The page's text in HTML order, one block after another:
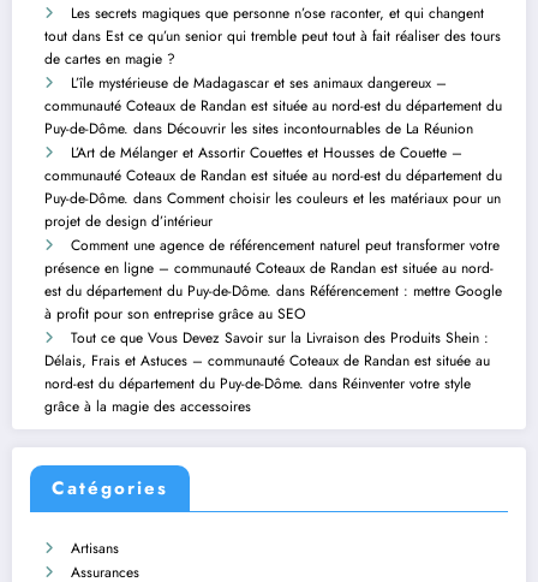
Les secrets magiques que personne n’ose raconter, et qui changent
tout dans Est ce qu’un senior qui tremble peut tout à fait réaliser des tours
de cartes en magie ?
L’île mystérieuse de Madagascar et ses animaux dangereux –
communauté Coteaux de Randan est située au nord-est du département du
Puy-de-Dôme. dans Découvrir les sites incontournables de La Réunion
L’Art de Mélanger et Assortir Couettes et Housses de Couette –
communauté Coteaux de Randan est située au nord-est du département du
Puy-de-Dôme. dans Comment choisir les couleurs et les matériaux pour un
projet de design d’intérieur
Comment une agence de référencement naturel peut transformer votre
présence en ligne – communauté Coteaux de Randan est située au nord-
est du département du Puy-de-Dôme. dans Référencement : mettre Google
à profit pour son entreprise grâce au SEO
Tout ce que Vous Devez Savoir sur la Livraison des Produits Shein :
Délais, Frais et Astuces – communauté Coteaux de Randan est située au
nord-est du département du Puy-de-Dôme. dans Réinventer votre style
grâce à la magie des accessoires
Catégories
Artisans
Assurances